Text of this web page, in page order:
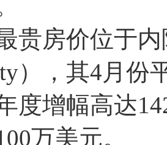
贵房价位于
），其4月份
度增幅高达
万美元。